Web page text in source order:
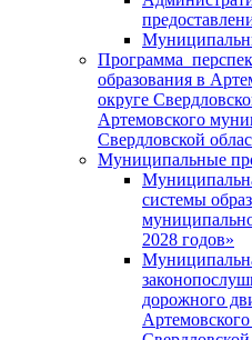
Программа
образования в
округе
Артемовского
Свердловской
Муниципальные
системы
2028 годов»
дорожного